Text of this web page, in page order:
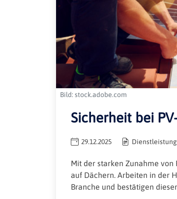
Bild: stock.adobe.com
Sicherheit bei
29.12.2025
Mit der starken Zunahme
auf Dächern. Arbeiten in der
Branche und bestätigen